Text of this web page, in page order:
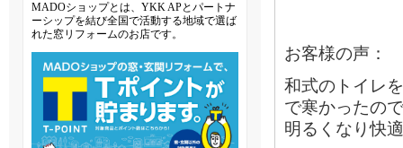
お客様の声：
和式のトイレ
で寒かったの
明るくなり快
MADOショップとは、YKK APとパートナ
ーシップを結び全国で活動する地域で選ば
れた窓リフォームのお店です。